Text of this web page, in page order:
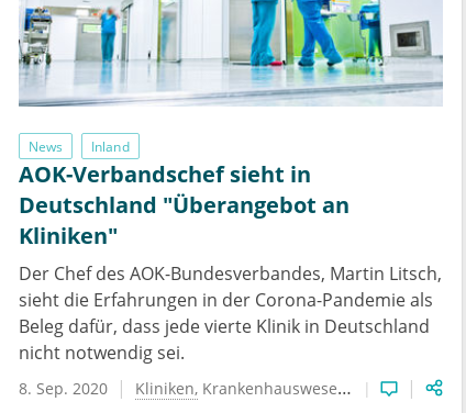
News Inland
AOK-Verbandschef sieht in
Deutschland "Überangebot an
Kliniken"
Der Chef des AOK-Bundesverbandes, Martin Litsch,
sieht die Erfahrungen in der Corona-Pandemie als
Beleg dafür, dass jede vierte Klinik in Deutschland
nicht notwendig sei.
8. Sep. 2020 Kliniken Krankenhauswesen Krankenkassen